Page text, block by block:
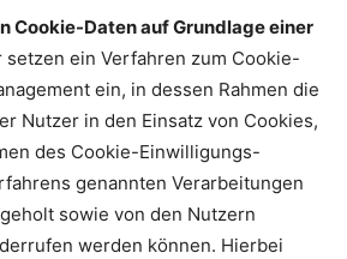
Cookie-Daten auf Grundlage einer
setzen ein Verfahren zum Cookie-
ein, in dessen Rahmen die
Nutzer in den Einsatz von Cookies,
des Cookie-Einwilligungs-
genannten Verarbeitungen
sowie von den Nutzern
werden können. Hierbei